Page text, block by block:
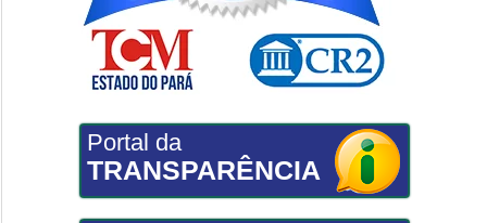
Portal da
TRANSPARÊNCIA